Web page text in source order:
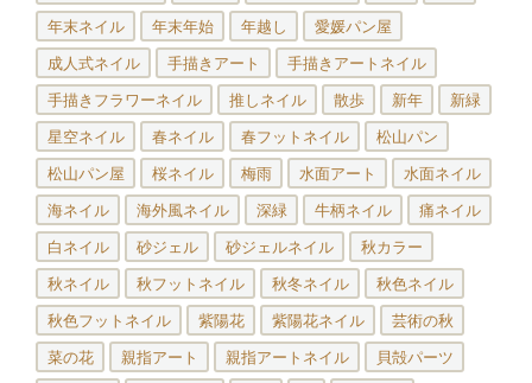
年末ネイル 年末年始 年越し 愛媛パン屋
成人式ネイル 手描きアート 手描きアートネイル
手描きフラワーネイル 推しネイル 散歩 新年 新緑
星空ネイル 春ネイル 春フットネイル 松山パン
松山パン屋 桜ネイル 梅雨 水面アート 水面ネイル
海ネイル 海外風ネイル 深緑 牛柄ネイル 痛ネイル
白ネイル 砂ジェル 砂ジェルネイル 秋カラー
秋ネイル 秋フットネイル 秋冬ネイル 秋色ネイル
秋色フットネイル 紫陽花 紫陽花ネイル 芸術の秋
菜の花 親指アート 親指アートネイル 貝殻パーツ